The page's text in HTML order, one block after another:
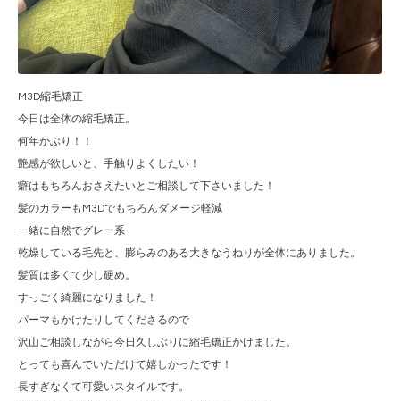
M3D縮毛矯正
今日は全体の縮毛矯正。
何年かぶり！！
艶感が欲しいと、手触りよくしたい！
癖はもちろんおさえたいとご相談して下さいました！
髪のカラーもM3Dでもちろんダメージ軽減
一緒に自然でグレー系
乾燥している毛先と、膨らみのある大きなうねりが全体にありました。
髪質は多くて少し硬め。
すっごく綺麗になりました！
パーマもかけたりしてくださるので
沢山ご相談しながら今日久しぶりに縮毛矯正かけました。
とっても喜んでいただけて嬉しかったです！
長すぎなくて可愛いスタイルです。